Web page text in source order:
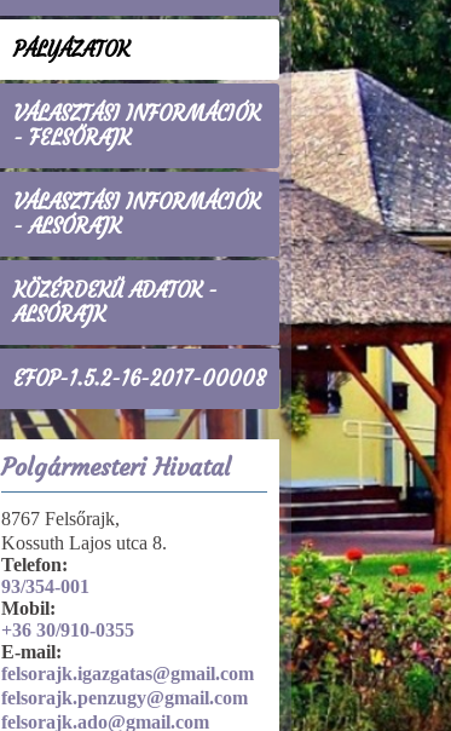
PÁLYÁZATOK
VÁLASZTÁSI INFORMÁCIÓK
- FELSŐRAJK
VÁLASZTÁSI INFORMÁCIÓK
- ALSÓRAJK
KÖZÉRDEKŰ ADATOK -
ALSÓRAJK
EFOP-1.5.2-16-2017-00008
Polgármesteri Hivatal
8767 Felsőrajk,
Kossuth Lajos utca 8.
Telefon:
93/354-001
Mobil:
+36 30/910-0355
E-mail:
felsorajk.igazgatas@gmail.com
felsorajk.penzugy@gmail.com
felsorajk.ado@gmail.com